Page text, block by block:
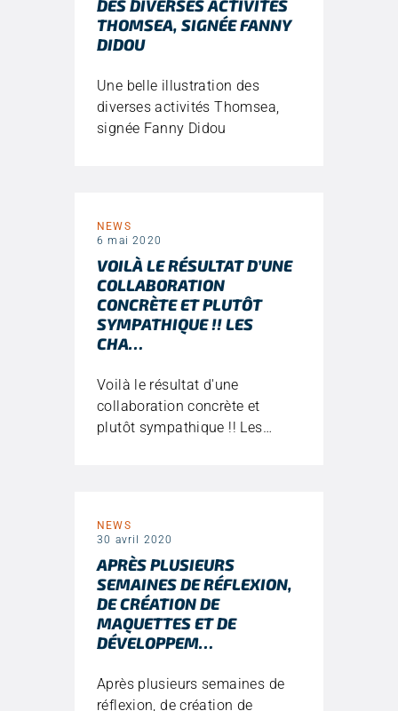
DES DIVERSES ACTIVITÉS
THOMSEA, SIGNÉE FANNY
DIDOU
Une belle illustration des
diverses activités Thomsea,
signée Fanny Didou
NEWS
6 mai 2020
VOILÀ LE RÉSULTAT D’UNE
COLLABORATION
CONCRÈTE ET PLUTÔT
SYMPATHIQUE !! LES
CHA…
Voilà le résultat d'une
collaboration concrète et
plutôt sympathique !! Les…
NEWS
30 avril 2020
APRÈS PLUSIEURS
SEMAINES DE RÉFLEXION,
DE CRÉATION DE
MAQUETTES ET DE
DÉVELOPPEM…
Après plusieurs semaines de
réflexion, de création de